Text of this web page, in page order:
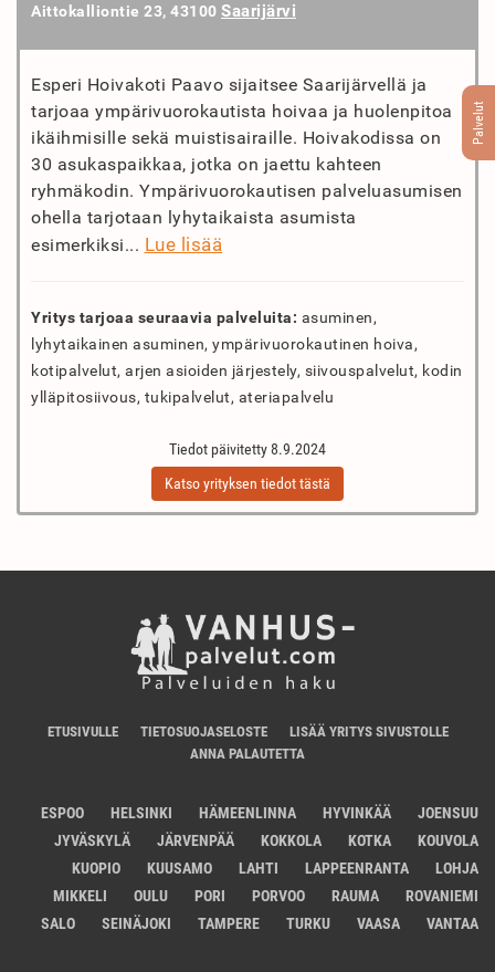
Palvelut
Aittokalliontie 23, 43100 Saarijärvi
Esperi Hoivakoti Paavo sijaitsee Saarijärvellä ja
tarjoaa ympärivuorokautista hoivaa ja huolenpitoa
ikäihmisille sekä muistisairaille. Hoivakodissa on
30 asukaspaikkaa, jotka on jaettu kahteen
ryhmäkodin. Ympärivuorokautisen palveluasumisen
ohella tarjotaan lyhytaikaista asumista
esimerkiksi... Lue lisää
Yritys tarjoaa seuraavia palveluita: asuminen,
lyhytaikainen asuminen, ympärivuorokautinen hoiva,
kotipalvelut, arjen asioiden järjestely, siivouspalvelut, kodin
ylläpitosiivous, tukipalvelut, ateriapalvelu
Tiedot päivitetty 8.9.2024
Katso yrityksen tiedot tästä
ETUSIVULLE TIETOSUOJASELOSTE
LISÄÄ YRITYS SIVUSTOLLE
ANNA PALAUTETTA
ESPOO HELSINKI HÄMEENLINNA HYVINKÄÄ
JOENSUU
JYVÄSKYLÄ
JÄRVENPÄÄ KOKKOLA KOTKA
KOUVOLA
KUOPIO
KUUSAMO LAHTI LAPPEENRANTA
LOHJA
MIKKELI
OULU PORI PORVOO RAUMA
ROVANIEMI
SALO
SEINÄJOKI TAMPERE TURKU VAASA VANTAA